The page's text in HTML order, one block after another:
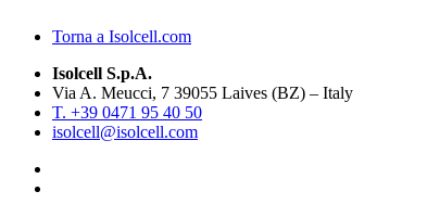
Torna a Isolcell.com
Isolcell S.p.A.
Via A. Meucci, 7 39055 Laives (BZ) – Italy
T. +39 0471 95 40 50
isolcell@isolcell.com